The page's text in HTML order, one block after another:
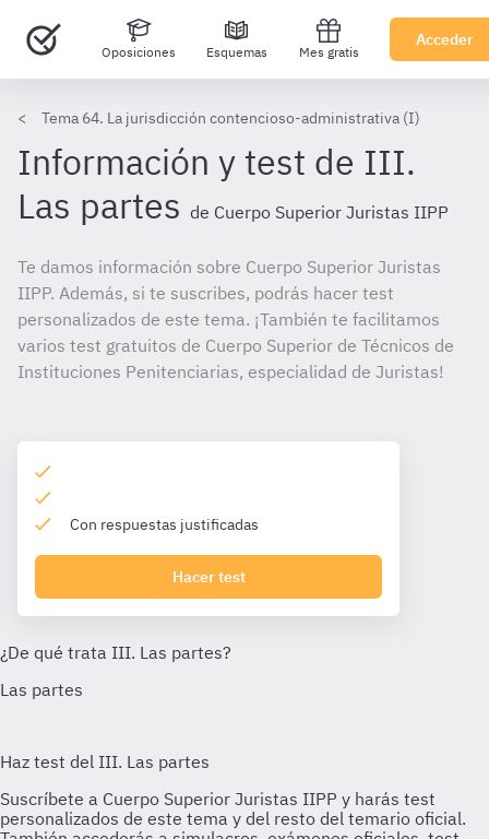
Oposiciones Esquemas Mes gratis
Acceder
Tema 64. La jurisdicción contencioso-administrativa (I)
Información y test de III.
Las partes de Cuerpo Superior Juristas IIPP
Te damos información sobre Cuerpo Superior Juristas
IIPP. Además, si te suscribes, podrás hacer test
personalizados de este tema. ¡También te facilitamos
varios test gratuitos de Cuerpo Superior de Técnicos de
Instituciones Penitenciarias, especialidad de Juristas!
Con respuestas justificadas
Hacer test